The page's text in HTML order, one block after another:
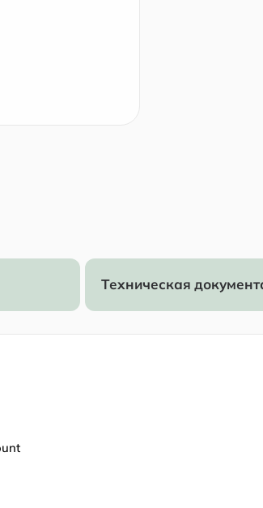
Техническая